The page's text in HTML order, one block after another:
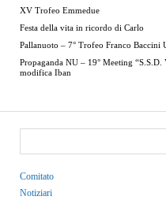
XV Trofeo Emmedue
Festa della vita in ricordo di Carlo
Pallanuoto – 7° Trofeo Franco Baccini
Propaganda NU – 19° Meeting
modifica Iban
Comitato
Notiziari